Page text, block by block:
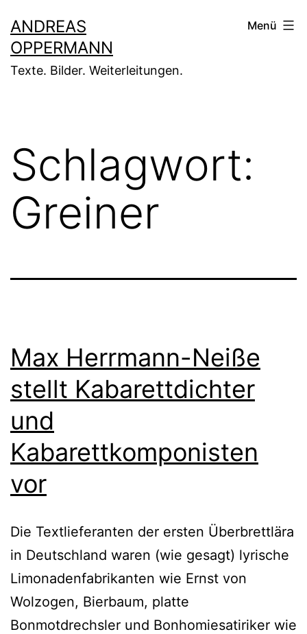
Inhalt
springen
ANDREAS
OPPERMANN
Texte. Bilder. Weiterleitungen.
Menü
Schlagwort:
Greiner
Max Herrmann-Neiße
stellt Kabarettdichter
und
Kabarettkomponisten
vor
Die Textlieferanten der ersten Überbrettlära
in Deutschland waren (wie gesagt) lyrische
Limonadenfabrikanten wie Ernst von
Wolzogen, Bierbaum, platte
Bonmotdrechsler und Bonhomiesatiriker wie